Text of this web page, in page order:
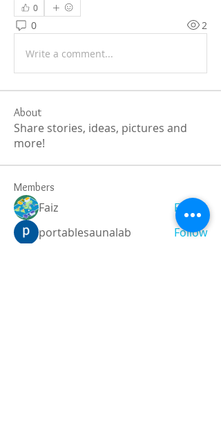
0
0 2
Write a comment...
About
Share stories, ideas, pictures and
more!
Members
Faiz
Follow
portablesaunalab
Follow